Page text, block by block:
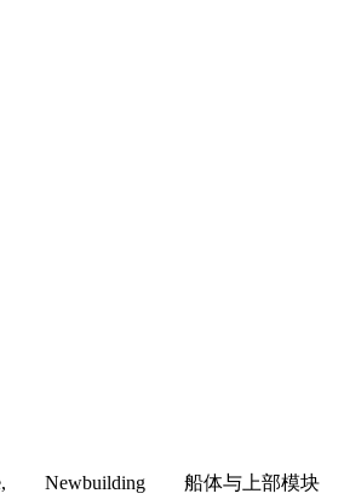
Newbuilding 船体与上